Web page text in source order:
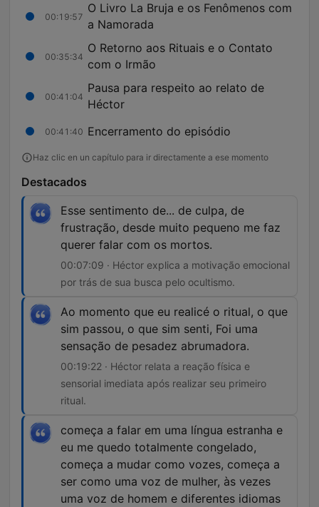
00:19:57
O Livro La Bruja e os Fenômenos com
a Namorada
00:35:34
O Retorno aos Rituais e o Contato
com o Irmão
00:41:04
Pausa para respeito ao relato de
Héctor
00:41:40 Encerramento do episódio
Haz clic en un capítulo para ir directamente a ese momento
Destacados
Esse sentimento de... de culpa, de
frustração, desde muito pequeno me faz
querer falar com os mortos.
00:07:09 · Héctor explica a motivação emocional
por trás de sua busca pelo ocultismo.
Ao momento que eu realicé o ritual, o que
sim passou, o que sim senti, Foi uma
sensação de pesadez abrumadora.
00:19:22 · Héctor relata a reação física e
sensorial imediata após realizar seu primeiro
ritual.
começa a falar em uma língua estranha e
eu me quedo totalmente congelado,
começa a mudar como vozes, começa a
ser como uma voz de mulher, às vezes
uma voz de homem e diferentes idiomas